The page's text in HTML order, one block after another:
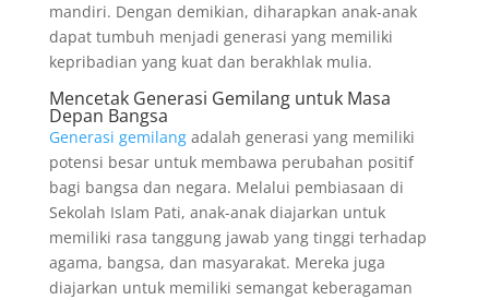
mandiri. Dengan demikian, diharapkan anak-anak
dapat tumbuh menjadi generasi yang memiliki
kepribadian yang kuat dan berakhlak mulia.
Mencetak Generasi Gemilang untuk Masa
Depan Bangsa
Generasi gemilangadalah generasi yang memiliki
potensi besar untuk membawa perubahan positif
bagi bangsa dan negara. Melalui pembiasaan di
Sekolah Islam Pati, anak-anak diajarkan untuk
memiliki rasa tanggung jawab yang tinggi terhadap
agama, bangsa, dan masyarakat. Mereka juga
diajarkan untuk memiliki semangat keberagaman